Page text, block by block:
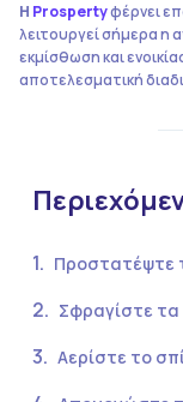
Η Prospertyφέρνει
λειτουργεί σήμερα η
εκμίσθωση και
αποτελεσματική
Προστατέψτε
Σφραγίστε
Αερίστε το